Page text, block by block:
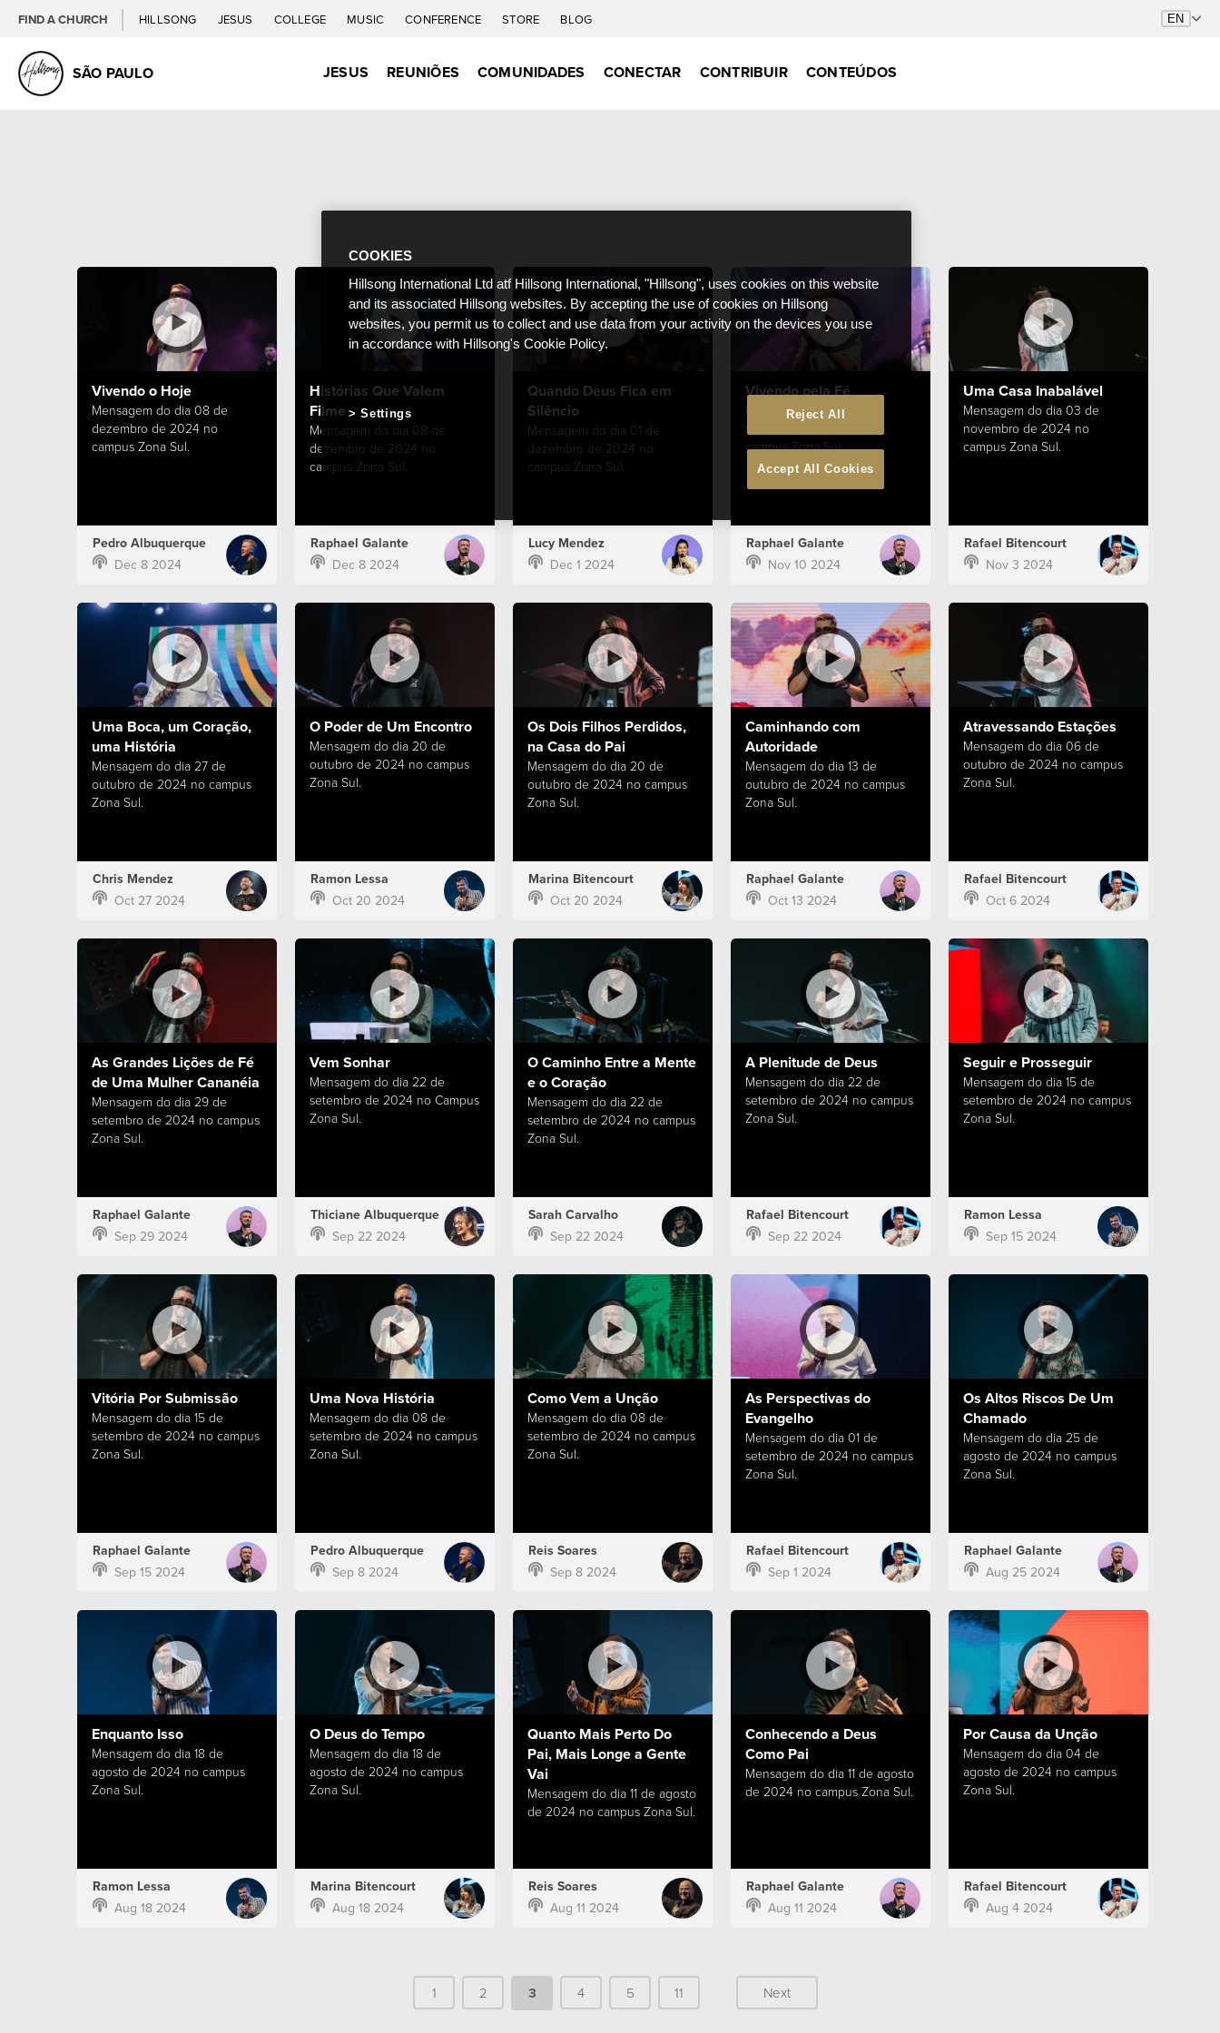
FIND A CHURCH HILLSONG JESUS COLLEGE MUSIC CONFERENCE STORE BLOG
SÃO PAULO JESUS REUNIÕES COMUNIDADES CONECTAR CONTRIBUIR CONTEÚDOS
Vivendo o Hoje
Mensagem do dia 08 de
dezembro de 2024 no
campus Zona Sul.
Pedro Albuquerque
Dec 8 2024
Histórias Que Valem
Filme
Mensagem do dia 08 de
dezembro de 2024 no
campus Zona Sul.
Raphael Galante
Dec 8 2024
Quando Deus Fica em
Silêncio
Mensagem do dia 01 de
dezembro de 2024 no
campus Zona Sul.
Lucy Mendez
Dec 1 2024
Vivendo pela Fé
Mensagem do dia 10 de
novembro de 2024 no
campus Zona Sul.
Raphael Galante
Nov 10 2024
Uma Casa Inabalável
Mensagem do dia 03 de
novembro de 2024 no
campus Zona Sul.
Rafael Bitencourt
Nov 3 2024
Uma Boca, um Coração,
uma História
Mensagem do dia 27 de
outubro de 2024 no campus
Zona Sul.
Chris Mendez
Oct 27 2024
O Poder de Um Encontro
Mensagem do dia 20 de
outubro de 2024 no campus
Zona Sul.
Ramon Lessa
Oct 20 2024
Os Dois Filhos Perdidos,
na Casa do Pai
Mensagem do dia 20 de
outubro de 2024 no campus
Zona Sul.
Marina Bitencourt
Oct 20 2024
Caminhando com
Autoridade
Mensagem do dia 13 de
outubro de 2024 no campus
Zona Sul.
Raphael Galante
Oct 13 2024
Atravessando Estações
Mensagem do dia 06 de
outubro de 2024 no campus
Zona Sul.
Rafael Bitencourt
Oct 6 2024
As Grandes Lições de Fé
de Uma Mulher Cananéia
Mensagem do dia 29 de
setembro de 2024 no campus
Zona Sul.
Raphael Galante
Sep 29 2024
Vem Sonhar
Mensagem do dia 22 de
setembro de 2024 no Campus
Zona Sul.
Thiciane Albuquerque
Sep 22 2024
O Caminho Entre a Mente
e o Coração
Mensagem do dia 22 de
setembro de 2024 no campus
Zona Sul.
Sarah Carvalho
Sep 22 2024
A Plenitude de Deus
Mensagem do dia 22 de
setembro de 2024 no campus
Zona Sul.
Rafael Bitencourt
Sep 22 2024
Seguir e Prosseguir
Mensagem do dia 15 de
setembro de 2024 no campus
Zona Sul.
Ramon Lessa
Sep 15 2024
Vitória Por Submissão
Mensagem do dia 15 de
setembro de 2024 no campus
Zona Sul.
Raphael Galante
Sep 15 2024
Uma Nova História
Mensagem do dia 08 de
setembro de 2024 no campus
Zona Sul.
Pedro Albuquerque
Sep 8 2024
Como Vem a Unção
Mensagem do dia 08 de
setembro de 2024 no campus
Zona Sul.
Reis Soares
Sep 8 2024
As Perspectivas do
Evangelho
Mensagem do dia 01 de
setembro de 2024 no campus
Zona Sul.
Rafael Bitencourt
Sep 1 2024
Os Altos Riscos De Um
Chamado
Mensagem do dia 25 de
agosto de 2024 no campus
Zona Sul.
Raphael Galante
Aug 25 2024
Enquanto Isso
Mensagem do dia 18 de
agosto de 2024 no campus
Zona Sul.
Ramon Lessa
Aug 18 2024
O Deus do Tempo
Mensagem do dia 18 de
agosto de 2024 no campus
Zona Sul.
Marina Bitencourt
Aug 18 2024
Quanto Mais Perto Do
Pai, Mais Longe a Gente
Vai
Mensagem do dia 11 de agosto
de 2024 no campus Zona Sul.
Reis Soares
Aug 11 2024
Conhecendo a Deus
Como Pai
Mensagem do dia 11 de agosto
de 2024 no campus Zona Sul.
Raphael Galante
Aug 11 2024
Por Causa da Unção
Mensagem do dia 04 de
agosto de 2024 no campus
Zona Sul.
Rafael Bitencourt
Aug 4 2024
1 2 3 4 5 11 Next
COOKIES
Hillsong International Ltd atf Hillsong International, "Hillsong", uses cookies on this website
and its associated Hillsong websites. By accepting the use of cookies on Hillsong
websites, you permit us to collect and use data from your activity on the devices you use
in accordance with Hillsong's Cookie Policy.
Reject All
Accept All Cookies
Settings